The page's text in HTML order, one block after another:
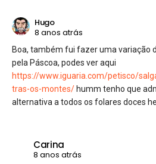
Hugo
8 anos atrás
Boa, também fui fazer uma variação
pela Páscoa, podes ver aqui
https://www.iguaria.com/petisco/
tras-os-montes/ humm tenho que
alternativa a todos os folares doces
Carina
8 anos atrás